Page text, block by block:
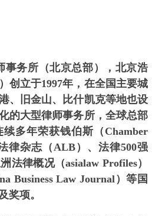
事务所（北京总部），北京浩
创立于1997年，在全国主要城
、旧金山、比什凯克等地也设
的大型律师事务所，全球总部
多年荣获钱伯斯（Chamber
律杂志（ALB）、法律500强
法律概况（asialaw Profiles）
Business Law Journal）等国
奖项。